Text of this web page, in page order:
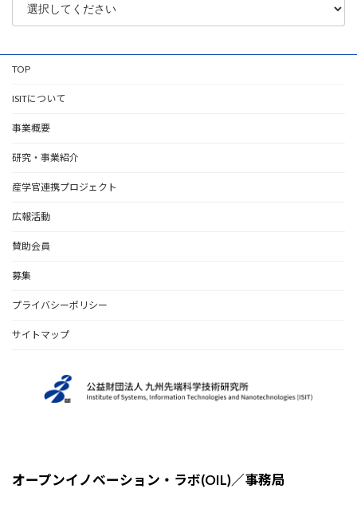
TOP
ISITについて
事業概要
研究・事業紹介
産学官連携プロジェクト
広報活動
賛助会員
募集
プライバシーポリシー
サイトマップ
オープンイノベーション・ラボ(OIL)／事務局